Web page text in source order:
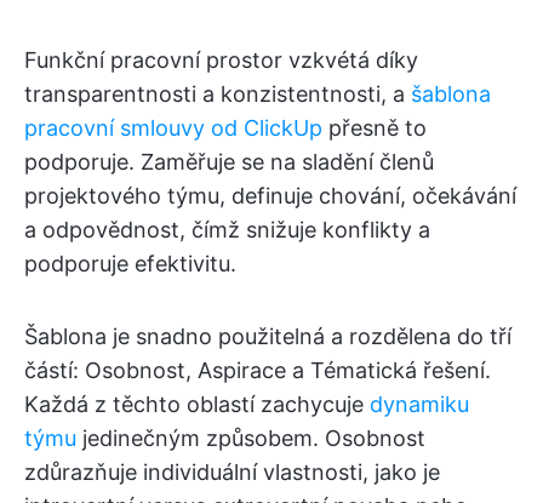
Funkční pracovní prostor vzkvétá díky
transparentnosti a konzistentnosti, a šablona
pracovní smlouvy od ClickUp přesně to
podporuje. Zaměřuje se na sladění členů
projektového týmu, definuje chování, očekávání
a odpovědnost, čímž snižuje konflikty a
podporuje efektivitu.
Šablona je snadno použitelná a rozdělena do tří
částí: Osobnost, Aspirace a Tématická řešení.
Každá z těchto oblastí zachycuje dynamiku
týmu jedinečným způsobem. Osobnost
zdůrazňuje individuální vlastnosti, jako je